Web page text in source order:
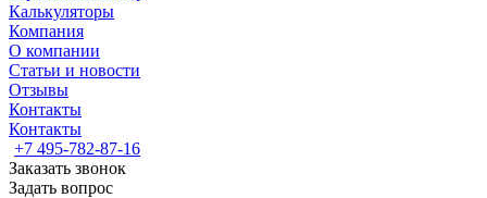
Калькуляторы
Компания
О компании
Статьи и новости
Отзывы
Контакты
Контакты
+7 495-782-87-16
Заказать звонок
Задать вопрос